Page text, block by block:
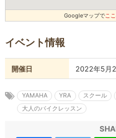
Googleマップでこ
イベント情報
開催日 2022年5月
YAMAHA YRA スクール
大人のバイクレッスン